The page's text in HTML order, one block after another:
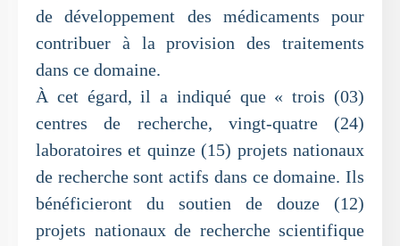
de développement des médicaments pour
contribuer à la provision des traitements
dans ce domaine.
À cet égard, il a indiqué que « trois (03)
centres de recherche, vingt-quatre (24)
laboratoires et quinze (15) projets nationaux
de recherche sont actifs dans ce domaine. Ils
bénéficieront du soutien de douze (12)
projets nationaux de recherche scientifique